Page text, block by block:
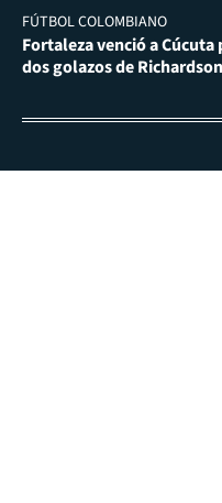
FÚTBOL COLOMBIANO
Fortaleza venció a Cúcuta
dos golazos de